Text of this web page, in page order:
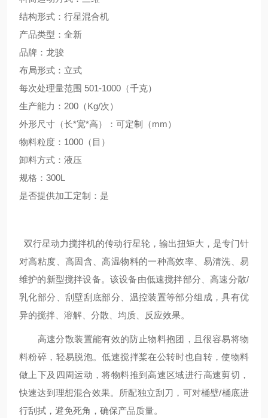
结构形式：行星混合机
产品类型：全新
品牌：龙骏
布局形式：立式
每次处理量范围 501-1000（千克）
生产能力：200（Kg/次）
外形尺寸（长*宽*高）：可定制（mm）
物料粒度：1000（目）
卸料方式：液压
规格：300L
是否提供加工定制：是
双行星动力搅拌机的传动行星轮，输出扭矩大，是专门针
对高粘度、高固含、高温物料的一种高效率、易清洗、易
维护的新型搅拌设备。该设备由低速搅拌部分、高速分散/
乳化部分、刮壁刮底部分、温控装置等部分组成，具有优
异的搅拌、溶解、分散、均质、反应效果。
高速分散装置能有效的防止物料抱团，且很容易将物
料粉碎，轻易脱泡。低速搅拌桨在公转时也自转，使物料
做上下及四周运动，将物料推到高速区域进行高速剪切，
快速达到理想混合效果。所配独立刮刀，可对桶壁/桶底进
行刮拭，避免死角，确保产品质量。